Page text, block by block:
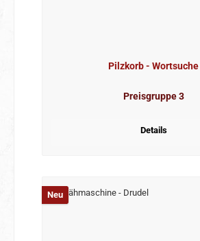
Pilzkorb - Wortsuche
Preisgruppe 3
Details
Neu